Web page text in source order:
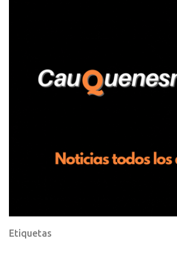
trabajadores, el edil descendió del vehículo
confrontación, la habría tomado de los
suelo y agredido con golpes de pies y manos,
Etiquetas